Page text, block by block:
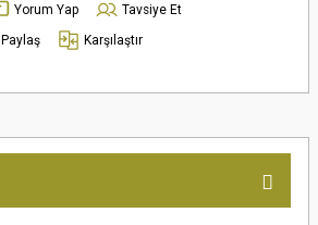
Yorum Yap
Tavsiye Et
Paylaş Karşılaştır